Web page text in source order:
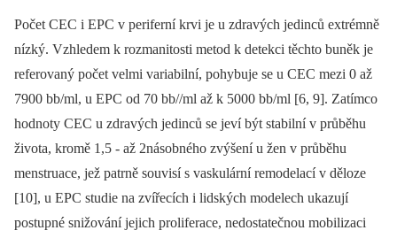
Počet CEC i EPC v periferní krvi je u zdravých jedinců extrémně
nízký. Vzhledem k rozmanitosti metod k detekci těchto buněk je
referovaný počet velmi variabilní, pohybuje se u CEC mezi 0 až
7900 bb/ml, u EPC od 70 bb//ml až k 5000 bb/ml [6, 9]. Zatímco
hodnoty CEC u zdravých jedinců se jeví být stabilní v průběhu
života, kromě 1,5 -⁠ až 2násobného zvýšení u žen v průběhu
menstruace, jež patrně souvisí s vaskulární remodelací v děloze
[10], u EPC studie na zvířecích i lidských modelech ukazují
postupné snižování jejich proliferace, nedostatečnou mobilizaci